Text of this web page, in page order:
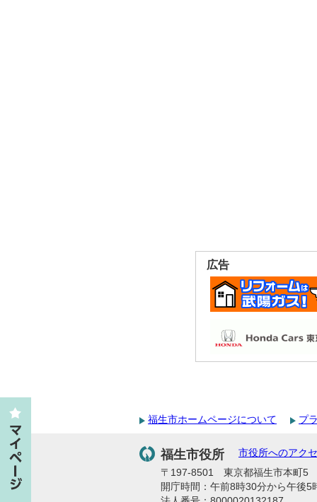
広告
福生市ホームページについて プ
福生市役所
市役所へのアク
〒197-8501 東京都福生市本町5
開庁時間：午前8時30分から午